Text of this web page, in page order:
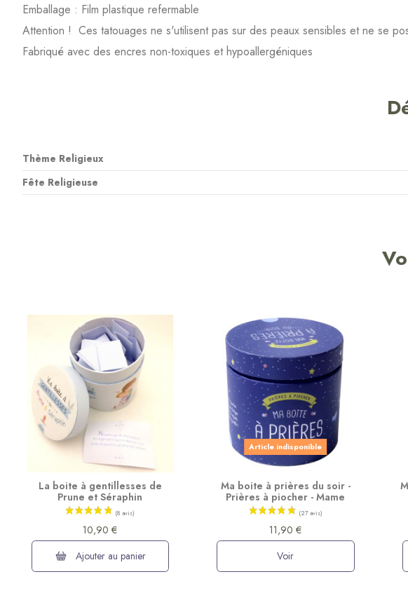
Emballage : Film plastique refermable
Attention ! Ces tatouages ne s'utilisent pas sur des peaux sensibles et ne se
Fabriqué avec des encres non-toxiques et hypoallergéniques
Thème Religieux
Fête Religieuse
La boite à gentillesses de
Prune et Séraphin
10,90 €
Ajouter au panier
Article indisponible
Ma boite à prières du soir -
Prières à piocher - Mame
11,90 €
Voir